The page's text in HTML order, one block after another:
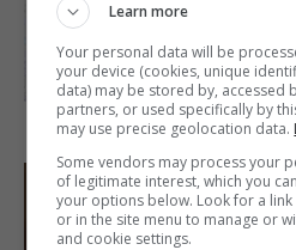
SECONDI
Arista di
Learn more
Your personal data will be
your device (cookies, unique
data) may be stored by, accessed
partners, or used specifically by
may use precise geolocation data.
Some vendors may process your
of legitimate interest, which you
your options below. Look for a
or in the site menu to manage or
and cookie settings.